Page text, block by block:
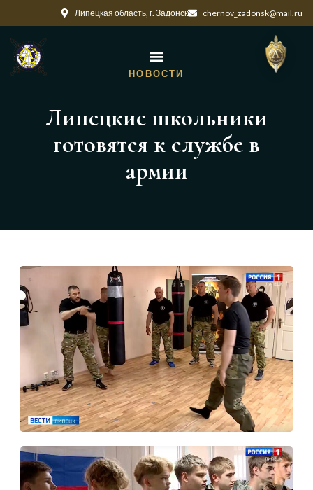
Липецкая область, г. Задонск chernov_zadonsk@mail.ru
НОВОСТИ
Липецкие школьники
готовятся к службе в
армии